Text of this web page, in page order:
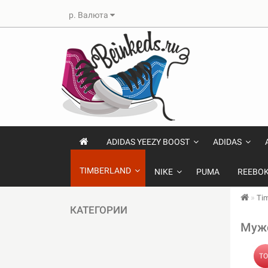
р. Валюта
ADIDAS YEEZY BOOST ADIDAS
TIMBERLAND NIKE PUMA
КАТЕГОРИИ